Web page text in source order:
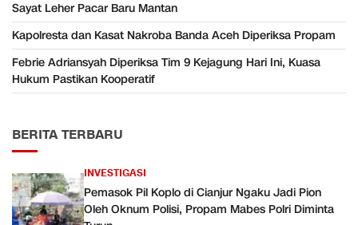
Sayat Leher Pacar Baru Mantan
Kapolresta dan Kasat Nakroba Banda Aceh Diperiksa Propam
Febrie Adriansyah Diperiksa Tim 9 Kejagung Hari Ini, Kuasa
Hukum Pastikan Kooperatif
BERITA TERBARU
INVESTIGASI
Pemasok Pil Koplo di Cianjur Ngaku Jadi Pion
Oleh Oknum Polisi, Propam Mabes Polri Diminta